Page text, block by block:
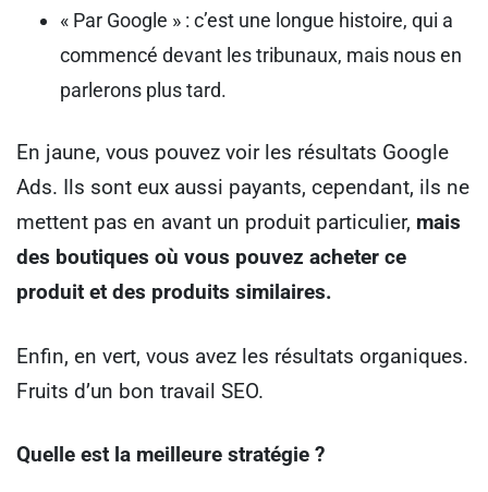
« Par Google » : c’est une longue histoire, qui a
commencé devant les tribunaux, mais nous en
parlerons plus tard.
En jaune, vous pouvez voir les résultats Google
Ads. Ils sont eux aussi payants, cependant, ils ne
mettent pas en avant un produit particulier, mais
des boutiques où vous pouvez acheter ce
produit et des produits similaires.
Enfin, en vert, vous avez les résultats organiques.
Fruits d’un bon travail SEO.
Quelle est la meilleure stratégie ?